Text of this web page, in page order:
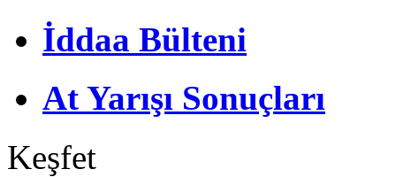
İddaa Bülteni
At Yarışı Sonuçları
Keşfet